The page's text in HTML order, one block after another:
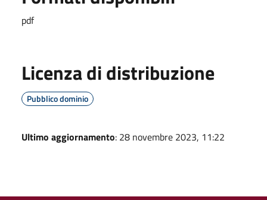
pdf
Licenza di distribuzione
Pubblico dominio
Ultimo aggiornamento: 28 novembre 2023, 11:22